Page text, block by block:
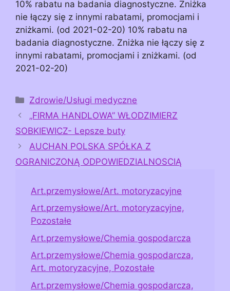
10% rabatu na badania diagnostyczne. Zniżka
nie łączy się z innymi rabatami, promocjami i
zniżkami. (od 2021-02-20) 10% rabatu na
badania diagnostyczne. Zniżka nie łączy się z
innymi rabatami, promocjami i zniżkami. (od
2021-02-20)
Kategorie
Zdrowie/Usługi medyczne
„FIRMA HANDLOWA” WŁODZIMIERZ
SOBKIEWICZ- Lepsze buty
AUCHAN POLSKA SPÓŁKA Z
OGRANICZONĄ ODPOWIEDZIALNOSCIĄ
Art.przemysłowe/Art. motoryzacyjne
Art.przemysłowe/Art. motoryzacyjne,
Pozostałe
Art.przemysłowe/Chemia gospodarcza
Art.przemysłowe/Chemia gospodarcza,
Art. motoryzacyjne, Pozostałe
Art.przemysłowe/Chemia gospodarcza,